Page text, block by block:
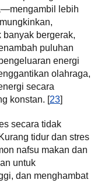
lebih
banyak bergerak,
puluhan
energi
olahraga,
secara
konstan. [23]
secara tidak
tidur dan stres
nafsu makan dan
untuk
dan menghambat